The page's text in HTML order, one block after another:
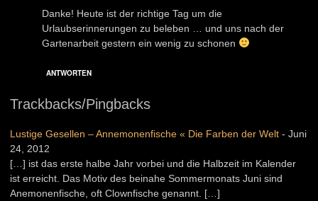
Danke! Heute ist der richtige Tag um die
Urlaubserinnerungen zu beleben … und uns nach der
Gartenarbeit gestern ein wenig zu schonen
ANTWORTEN
Trackbacks/Pingbacks
Lustige Gesellen – Annemonenfische « Die Farben der Welt - Juni
24, 2012
[…] ist das erste halbe Jahr vorbei und die Halbzeit im Kalender
ist erreicht. Das Motiv des beinahe Sommermonats Juni sind
Anemonenfische, oft Clownfische genannt. […]